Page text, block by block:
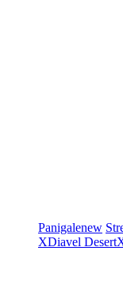
Panigalenew
XDiavel